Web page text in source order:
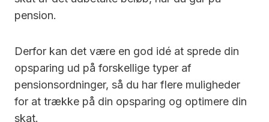
pension.
Derfor kan det være en god idé at sprede din
opsparing ud på forskellige typer af
pensionsordninger, så du har flere muligheder
for at trække på din opsparing og optimere din
skat.